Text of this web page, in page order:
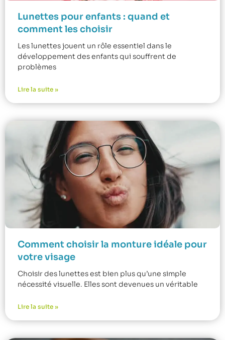
Lunettes pour enfants : quand et
comment les choisir
Les lunettes jouent un rôle essentiel dans le
développement des enfants qui souffrent de
problèmes
Lire la suite »
Comment choisir la monture idéale pour
votre visage
Choisir des lunettes est bien plus qu’une simple
nécessité visuelle. Elles sont devenues un véritable
Lire la suite »